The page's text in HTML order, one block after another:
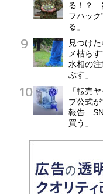
る！？
フハッ
る」
見つけ
メ枯ら
水相の
ぶす」
「転売
プ公式が
報告
買う」